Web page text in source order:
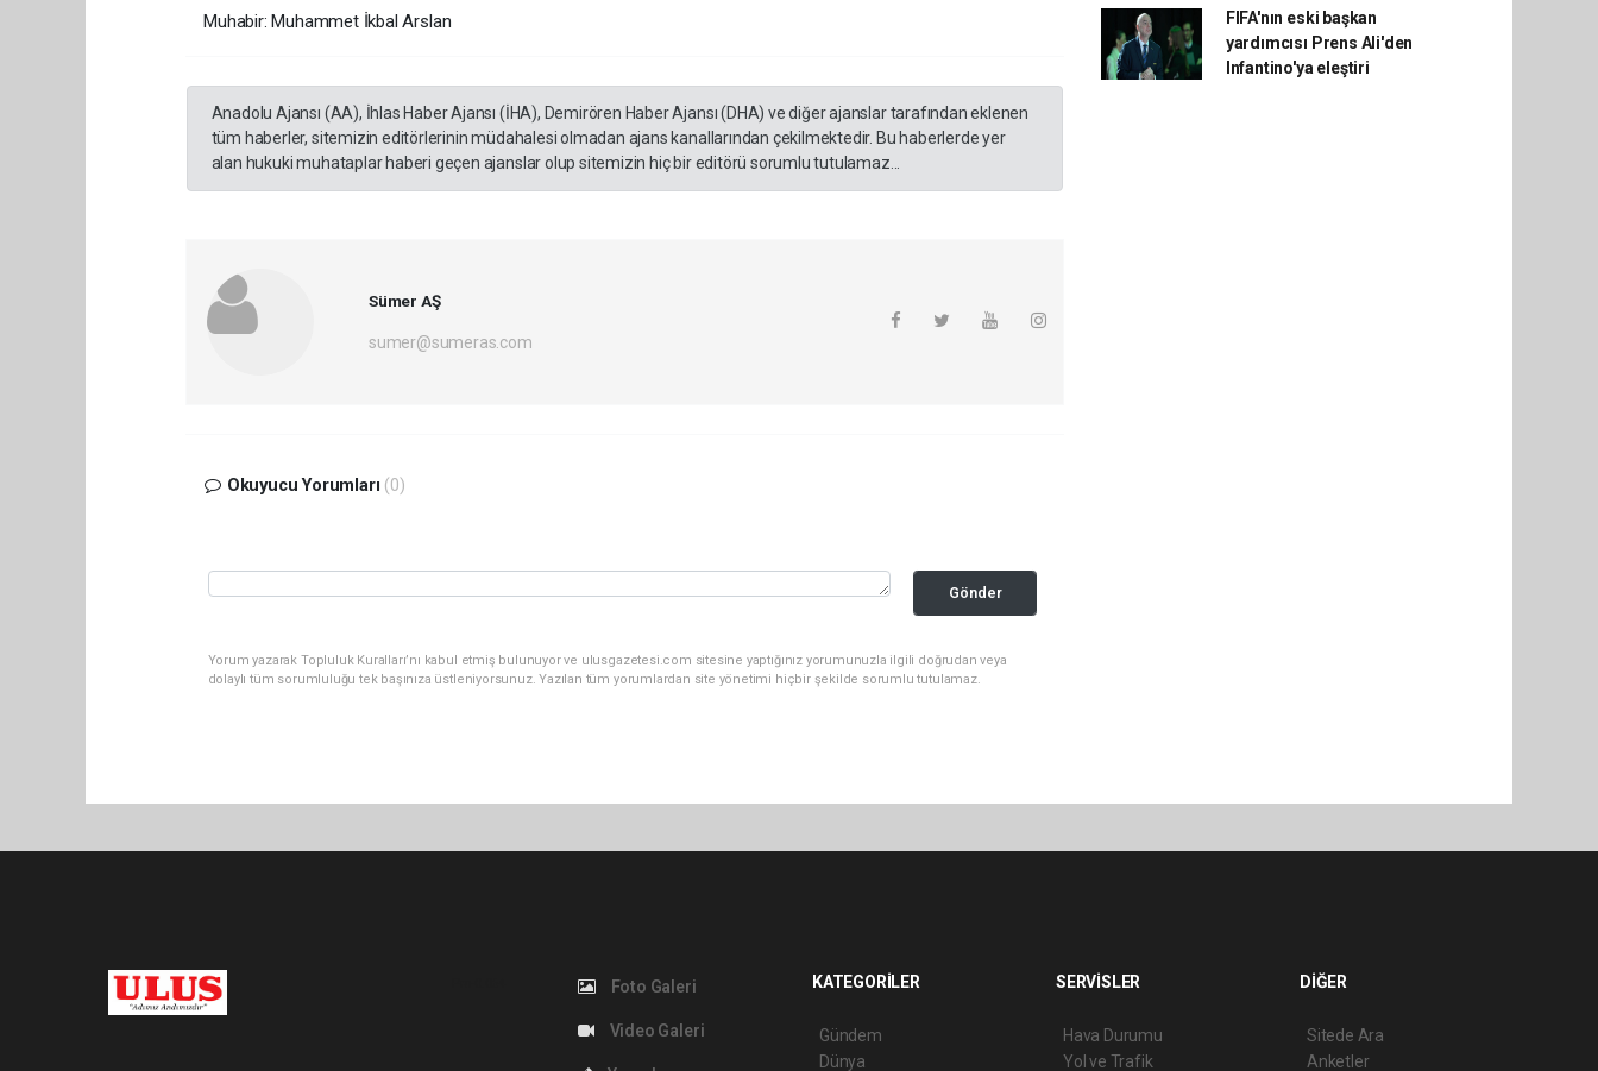
Muhabir: Muhammet İkbal Arslan
Anadolu Ajansı (AA), İhlas Haber Ajansı (İHA), Demirören Haber Ajansı (DHA) ve diğer ajanslar tarafından eklenen
tüm haberler, sitemizin editörlerinin müdahalesi olmadan ajans kanallarından çekilmektedir. Bu haberlerde yer
alan hukuki muhataplar haberi geçen ajanslar olup sitemizin hiç bir editörü sorumlu tutulamaz...
Sümer AŞ
sumer@sumeras.com
Okuyucu Yorumları (0)
Gönder
Yorum yazarak Topluluk Kuralları’nı kabul etmiş bulunuyor ve ulusgazetesi.com sitesine yaptığınız yorumunuzla ilgili doğrudan veya
dolaylı tüm sorumluluğu tek başınıza üstleniyorsunuz. Yazılan tüm yorumlardan site yönetimi hiçbir şekilde sorumlu tutulamaz.
FIFA'nın eski başkan
yardımcısı Prens Ali'den
Infantino'ya eleştiri
Foto Galeri
Video Galeri
KATEGORİLER
Gündem
Dünya
SERVİSLER
Hava Durumu
Yol ve Trafik
DİĞER
Sitede Ara
Anketler